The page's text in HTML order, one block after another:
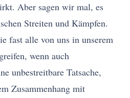
Aber sagen wir mal, es
Streiten und Kämpfen.
fast alle von uns in unserem
wenn auch
unbestreitbare Tatsache,
Zusammenhang mit